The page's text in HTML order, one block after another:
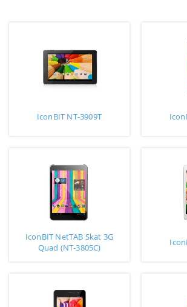
IconBIT NT-3909T
IconBIT NetTAB Skat 3G
Quad (NT-3805C)